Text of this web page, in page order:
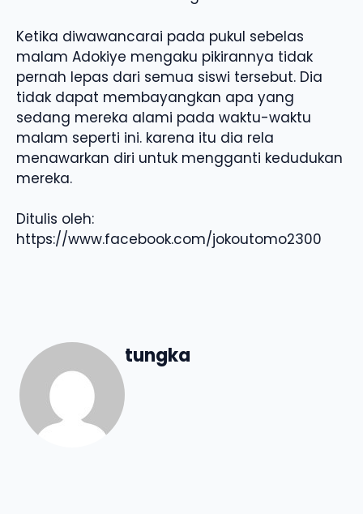
Ketika diwawancarai pada pukul sebelas
malam Adokiye mengaku pikirannya tidak
pernah lepas dari semua siswi tersebut. Dia
tidak dapat membayangkan apa yang
sedang mereka alami pada waktu-waktu
malam seperti ini. karena itu dia rela
menawarkan diri untuk mengganti kedudukan
mereka.
Ditulis oleh:
https://www.facebook.com/jokoutomo2300
tungka